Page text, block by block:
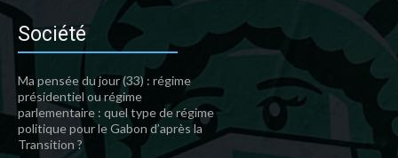
Société
Ma pensée du jour (33) : régime
présidentiel ou régime
parlementaire : quel type de régime
politique pour le Gabon d’après la
Transition ?